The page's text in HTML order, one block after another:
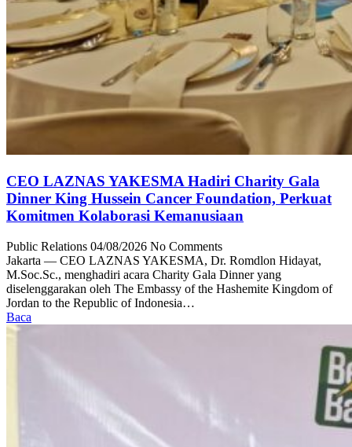
CEO LAZNAS YAKESMA Hadiri Charity Gala
Dinner King Hussein Cancer Foundation, Perkuat
Komitmen Kolaborasi Kemanusiaan
Public Relations 04/08/2026 No Comments
Jakarta — CEO LAZNAS YAKESMA, Dr. Romdlon Hidayat,
M.Soc.Sc., menghadiri acara Charity Gala Dinner yang
diselenggarakan oleh The Embassy of the Hashemite Kingdom of
Jordan to the Republic of Indonesia…
Baca